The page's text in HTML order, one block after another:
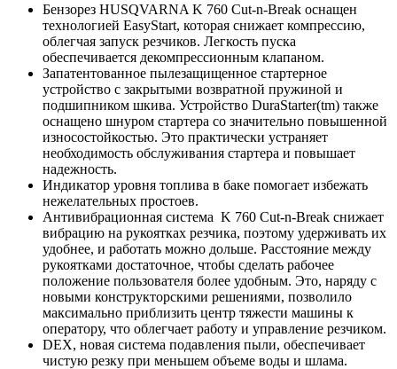
Бензорез HUSQVARNA K 760 Cut-n-Break оснащен
технологией EasyStart, которая снижает компрессию,
облегчая запуск резчиков. Легкость пуска
обеспечивается декомпрессионным клапаном.
Запатентованное пылезащищенное стартерное
устройство с закрытыми возвратной пружиной и
подшипником шкива. Устройство DuraStarter(tm) также
оснащено шнуром стартера со значительно повышенной
износостойкостью. Это практически устраняет
необходимость обслуживания стартера и повышает
надежность.
Индикатор уровня топлива в баке помогает избежать
нежелательных простоев.
Антивибрационная система K 760 Cut-n-Break снижает
вибрацию на рукоятках резчика, поэтому удерживать их
удобнее, и работать можно дольше. Расстояние между
рукоятками достаточное, чтобы сделать рабочее
положение пользователя более удобным. Это, наряду с
новыми конструкторскими решениями, позволило
максимально приблизить центр тяжести машины к
оператору, что облегчает работу и управление резчиком.
DEX, новая система подавления пыли, обеспечивает
чистую резку при меньшем объеме воды и шлама.